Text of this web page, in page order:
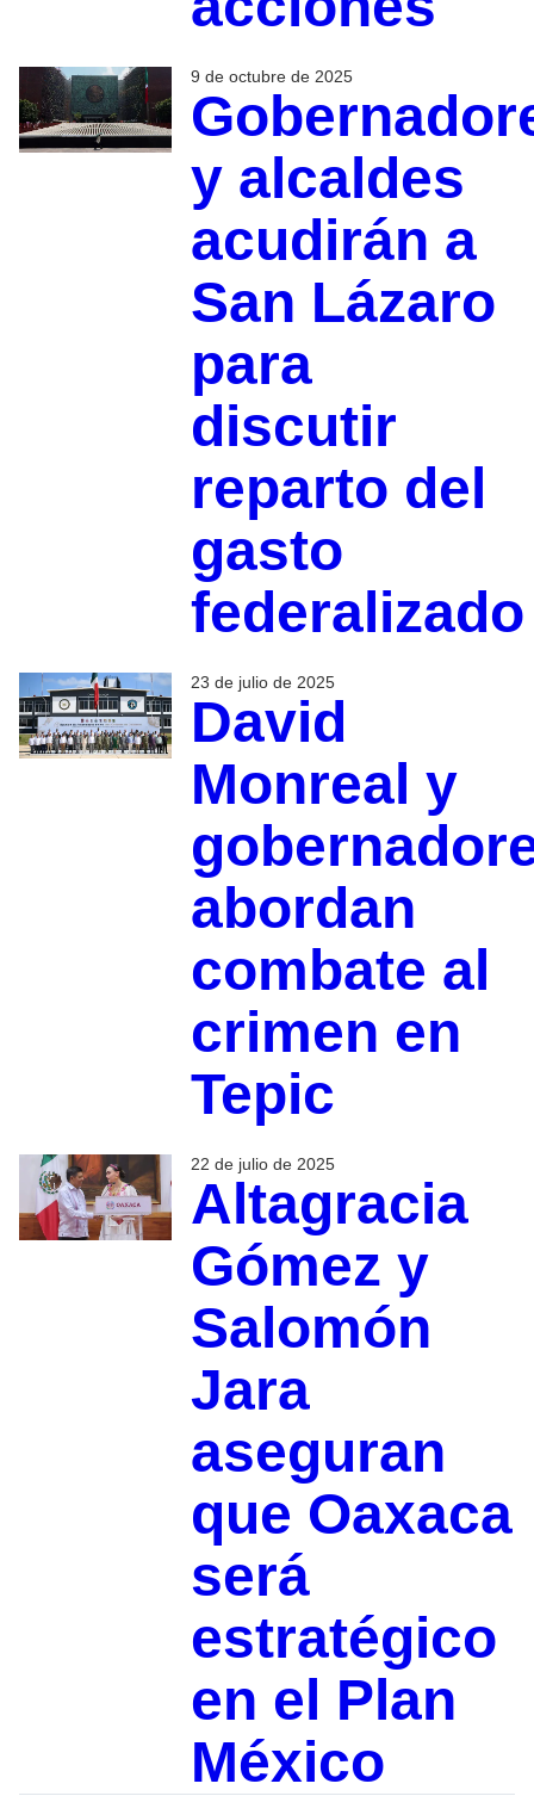
9 de octubre de 2025
y alcaldes
acudirán a
San Lázaro
para
discutir
reparto del
gasto
federalizado
23 de julio de 2025
David
Monreal y
abordan
combate al
crimen en
Tepic
22 de julio de 2025
Altagracia
Gómez y
Salomón
Jara
aseguran
que Oaxaca
será
estratégico
en el Plan
México